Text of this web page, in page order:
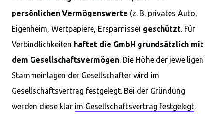
persönlichen Vermögenswerte (z. B. privates Auto,
Eigenheim, Wertpapiere, Ersparnisse) geschützt. Für
Verbindlichkeiten haftet die GmbH grundsätzlich mit
dem Gesellschaftsvermögen. Die Höhe der jeweiligen
Stammeinlagen der Gesellschafter wird im
Gesellschaftsvertrag festgelegt. Bei der Gründung
werden diese klar im Gesellschaftsvertrag festgelegt.